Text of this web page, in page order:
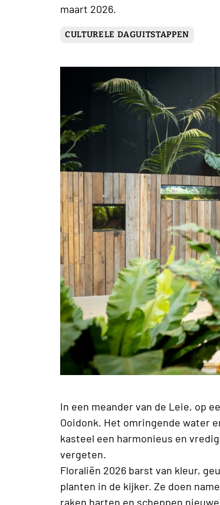
maart 2026.
CULTURELE DAGUITSTAPPEN
In een meander van de Leie, op
Ooidonk. Het omringende water
kasteel een harmonieus en
vergeten.
Floraliën 2026 barst van kleur,
planten in de kijker. Ze doen
raken harten en scheppen